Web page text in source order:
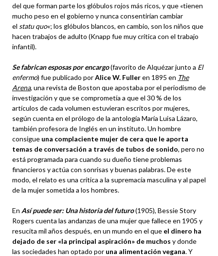
del que forman parte los glóbulos rojos más ricos, y que «tienen
mucho peso en el gobierno y nunca consentirían cambiar
el statu quo«; los glóbulos blancos, en cambio, son los niños que
hacen trabajos de adulto (Knapp fue muy crítica con el trabajo
infantil).
Se fabrican esposas por encargo(favorito de Alquézar junto a El
enfermo) fue publicado porAlice W. Fulleren 1895 en The
Arena, una revista de Boston que apostaba por el periodismo de
investigación y que se comprometía a que el 30 % de los
artículos de cada volumen estuvieran escritos por mujeres,
según cuenta en el prólogo de la antología María Luisa Lázaro,
también profesora de Inglés en un instituto. Un hombre
consigue una complaciente mujer de cera que le aporta
temas de conversación a través de tubos de sonido, pero no
está programada para cuando su dueño tiene problemas
financieros y actúa con sonrisas y buenas palabras. De este
modo, el relato es una crítica a la supremacía masculina y al papel
de la mujer sometida a los hombres.
En Así puede ser: Una historia del futuro(1905), Bessie Story
Rogers cuenta las andanzas de una mujer que fallece en 1905 y
resucita mil años después, en un mundo en el que el dinero ha
dejado de ser «la principal aspiración» de muchos y donde
las sociedades han optado por una alimentación vegana. Y